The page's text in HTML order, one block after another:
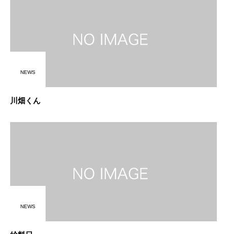
NEWS
川畑くん
NEWS